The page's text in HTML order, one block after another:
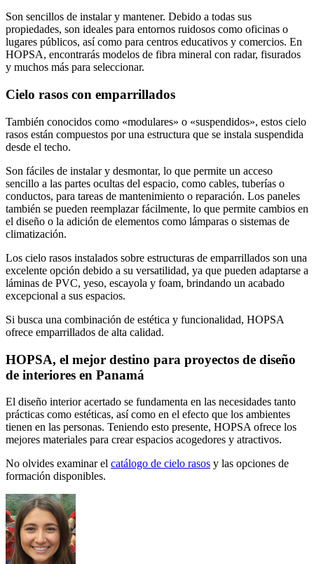
Son sencillos de instalar y mantener. Debido a todas sus
propiedades, son ideales para entornos ruidosos como oficinas o
lugares públicos, así como para centros educativos y comercios. En
HOPSA, encontrarás modelos de fibra mineral con radar, fisurados
y muchos más para seleccionar.
Cielo rasos con emparrillados
También conocidos como «modulares» o «suspendidos», estos cielo
rasos están compuestos por una estructura que se instala suspendida
desde el techo.
Son fáciles de instalar y desmontar, lo que permite un acceso
sencillo a las partes ocultas del espacio, como cables, tuberías o
conductos, para tareas de mantenimiento o reparación. Los paneles
también se pueden reemplazar fácilmente, lo que permite cambios en
el diseño o la adición de elementos como lámparas o sistemas de
climatización.
Los cielo rasos instalados sobre estructuras de emparrillados son una
excelente opción debido a su versatilidad, ya que pueden adaptarse a
láminas de PVC, yeso, escayola y foam, brindando un acabado
excepcional a sus espacios.
Si busca una combinación de estética y funcionalidad, HOPSA
ofrece emparrillados de alta calidad.
HOPSA, el mejor destino para proyectos de diseño
de interiores en Panamá
El diseño interior acertado se fundamenta en las necesidades tanto
prácticas como estéticas, así como en el efecto que los ambientes
tienen en las personas. Teniendo esto presente, HOPSA ofrece los
mejores materiales para crear espacios acogedores y atractivos.
No olvides examinar el catálogo de cielo rasos y las opciones de
formación disponibles.